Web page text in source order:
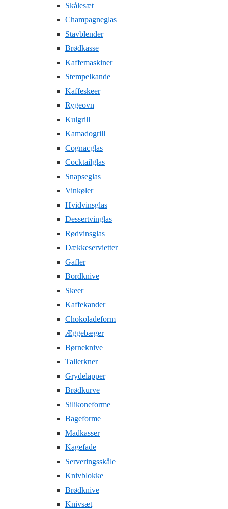
Skålesæt
Champagneglas
Stavblender
Brødkasse
Kaffemaskiner
Stempelkande
Kaffeskeer
Rygeovn
Kulgrill
Kamadogrill
Cognacglas
Cocktailglas
Snapseglas
Vinkøler
Hvidvinsglas
Dessertvinglas
Rødvinsglas
Dækkeservietter
Gafler
Bordknive
Skeer
Kaffekander
Chokoladeform
Æggebæger
Børneknive
Tallerkner
Grydelapper
Brødkurve
Silikoneforme
Bageforme
Madkasser
Kagefade
Serveringsskåle
Knivblokke
Brødknive
Knivsæt